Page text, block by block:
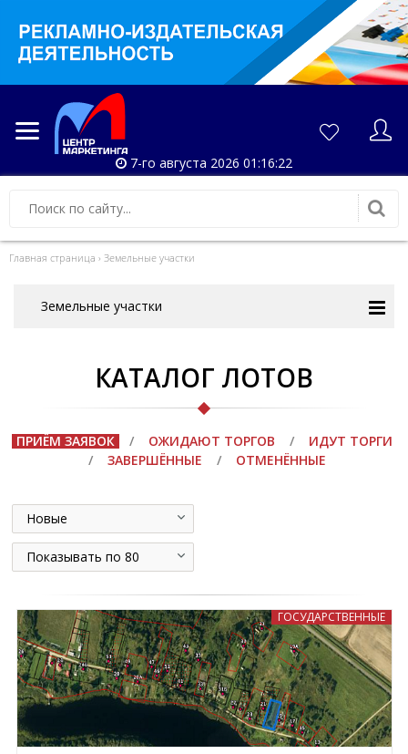
7-го августа 2026 01:16:23
Главная страница › Земельные участки
Земельные участки
КАТАЛОГ ЛОТОВ
ПРИЁМ ЗАЯВОК / ОЖИДАЮТ ТОРГОВ /
ИДУТ ТОРГИ
/
ЗАВЕРШЁННЫЕ / ОТМЕНЁННЫЕ
Новые
Показывать по 80
ГОСУДАРСТВЕННЫЕ